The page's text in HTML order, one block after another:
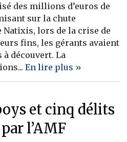
des millions d’euros de
sur la chute
Natixis, lors de la crise de
fins, les gérants avaient
à découvert. La
En lire plus »
et cinq délits
l’AMF